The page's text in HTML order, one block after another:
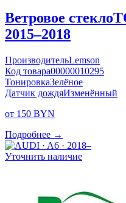
Ветровое стекло
2015–2018
ПроизводительLemson
Код товара00000010295
ТонировкаЗелёное
Датчик дождяИзменённый
от 150 BYN
Подробнее →
Уточнить наличие